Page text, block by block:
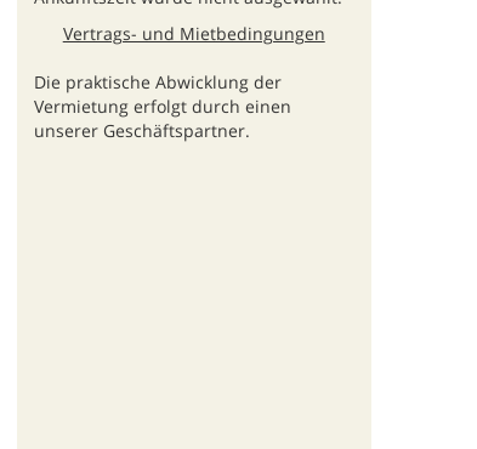
Vertrags- und Mietbedingungen
Die praktische Abwicklung der
Vermietung erfolgt durch einen
unserer Geschäftspartner.